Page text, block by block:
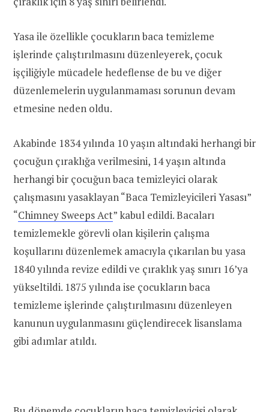
Yasa ile özellikle çocukların baca temizleme
işlerinde çalıştırılmasını düzenleyerek, çocuk
işçiliğiyle mücadele hedeflense de bu ve diğer
düzenlemelerin uygulanmaması sorunun devam
etmesine neden oldu.
Akabinde 1834 yılında 10 yaşın altındaki herhangi bir
çocuğun çıraklığa verilmesini, 14 yaşın altında
herhangi bir çocuğun baca temizleyici olarak
çalışmasını yasaklayan “Baca Temizleyicileri Yasası”
“Chimney Sweeps Act” kabul edildi. Bacaları
temizlemekle görevli olan kişilerin çalışma
koşullarını düzenlemek amacıyla çıkarılan bu yasa
1840 yılında revize edildi ve çıraklık yaş sınırı 16’ya
yükseltildi. 1875 yılında ise çocukların baca
temizleme işlerinde çalıştırılmasını düzenleyen
kanunun uygulanmasını güçlendirecek lisanslama
gibi adımlar atıldı.